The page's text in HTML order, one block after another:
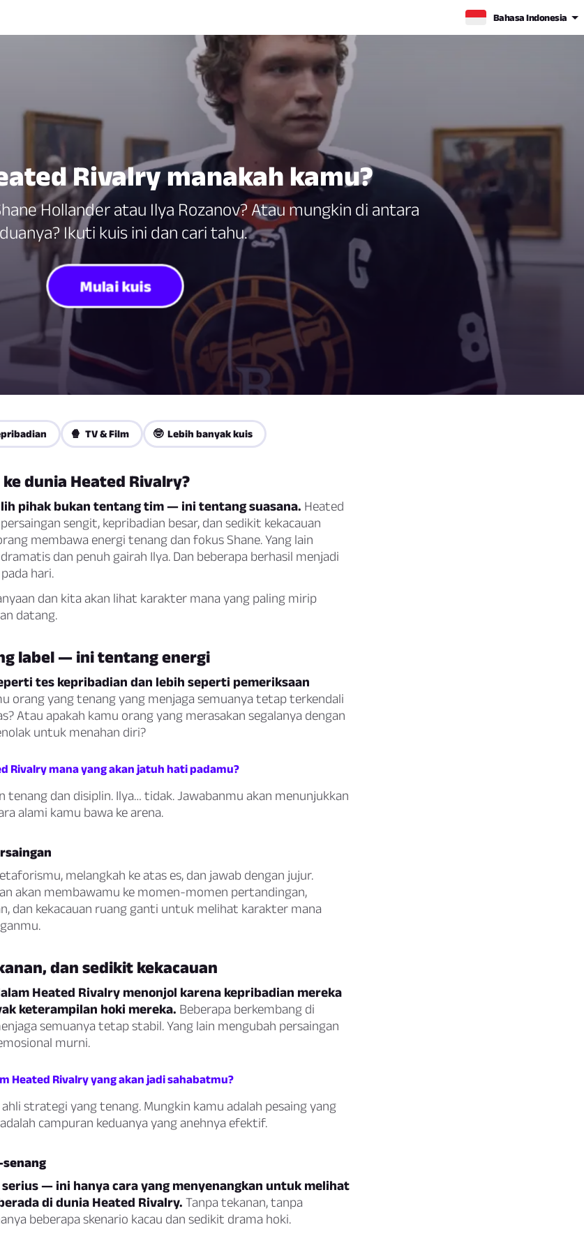
Bahasa Indonesia
Rivalry manakah kamu?
Hollander atau Ilya Rozanov? Atau mungkin di antara
Ikuti kuis ini dan cari tahu.
Mulai kuis
🍿 TV & Film 🤓 Lebih banyak kuis
dunia Heated Rivalry?
pihak bukan tentang tim — ini tentang suasana. Heated
sengit, kepribadian besar, dan sedikit kekacauan
membawa energi tenang dan fokus Shane. Yang lain
dan penuh gairah Ilya. Dan beberapa berhasil menjadi
hari.
dan kita akan lihat karakter mana yang paling mirip
datang.
label — ini tentang energi
tes kepribadian dan lebih seperti pemeriksaan
orang yang tenang yang menjaga semuanya tetap terkendali
Atau apakah kamu orang yang merasakan segalanya dengan
untuk menahan diri?
Rivalry mana yang akan jatuh hati padamu?
tenang dan disiplin. Ilya… tidak. Jawabanmu akan menunjukkan
alami kamu bawa ke arena.
melangkah ke atas es, dan jawab dengan jujur.
akan membawamu ke momen-momen pertandingan,
dan kekacauan ruang ganti untuk melihat karakter mana
dan sedikit kekacauan
Heated Rivalry menonjol karena kepribadian mereka
keterampilan hoki mereka. Beberapa berkembang di
semuanya tetap stabil. Yang lain mengubah persaingan
murni.
Heated Rivalry yang akan jadi sahabatmu?
strategi yang tenang. Mungkin kamu adalah pesaing yang
campuran keduanya yang anehnya efektif.
— ini hanya cara yang menyenangkan untuk melihat
di dunia Heated Rivalry. Tanpa tekanan, tanpa
beberapa skenario kacau dan sedikit drama hoki.